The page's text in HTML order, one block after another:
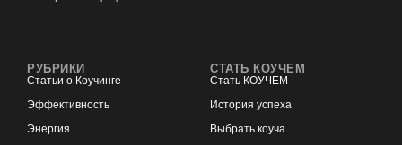
РУБРИКИ
Статьи о Коучинге
Эффективность
Энергия
СТАТЬ КОУЧЕМ
Стать КОУЧЕМ
История успеха
Выбрать коуча